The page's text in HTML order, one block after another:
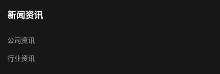
新闻资讯
公司资讯
行业资讯